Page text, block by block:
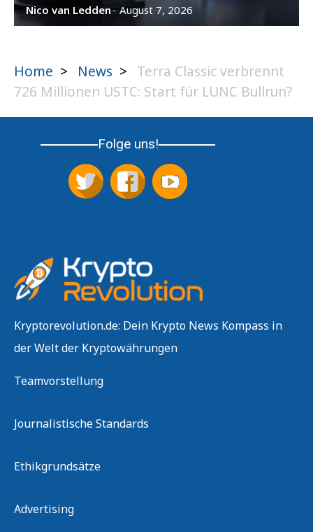
Nico van Ledden- August 7, 2026
Home > News >
Terra Classic verbrennt
726 Millionen USTC: Start für LUNC Bullrun?
Folge uns!
Kryptorevolution.de: Dein Krypto News Kompass in
der Welt der Kryptowährungen
Teamvorstellung
Journalistische Standards
Ethikgrundsätze
Advertising